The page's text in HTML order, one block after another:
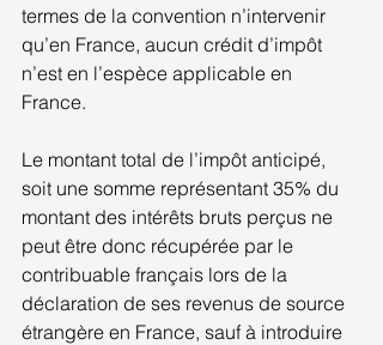
termes de la convention n’intervenir
qu’en France, aucun crédit d’impôt
n’est en l’espèce applicable en
France.
Le montant total de l’impôt anticipé,
soit une somme représentant 35% du
montant des intérêts bruts perçus ne
peut être donc récupérée par le
contribuable français lors de la
déclaration de ses revenus de source
étrangère en France, sauf à introduire